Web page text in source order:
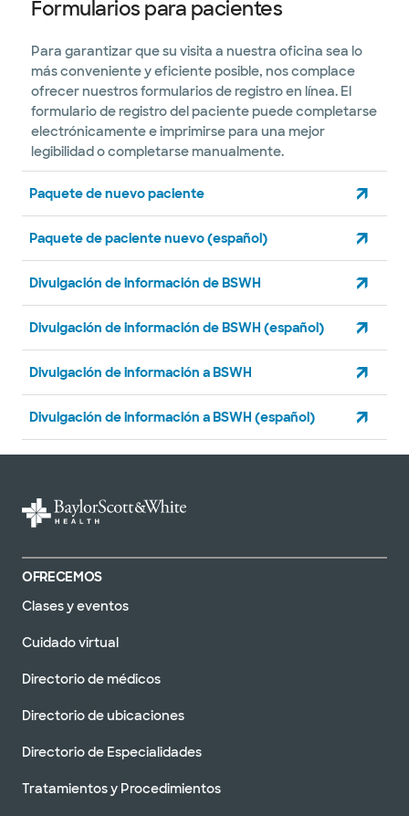
Formularios para pacientes
Para garantizar que su visita a nuestra oficina sea lo
más conveniente y eficiente posible, nos complace
ofrecer nuestros formularios de registro en línea. El
formulario de registro del paciente puede completarse
electrónicamente e imprimirse para una mejor
legibilidad o completarse manualmente.
Paquete de nuevo paciente
Paquete de paciente nuevo (español)
Divulgación de información de BSWH
Divulgación de información de BSWH (español)
Divulgación de información a BSWH
Divulgación de información a BSWH (español)
OFRECEMOS
Clases y eventos
Cuidado virtual
Directorio de médicos
Directorio de ubicaciones
Directorio de Especialidades
Tratamientos y Procedimientos